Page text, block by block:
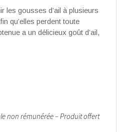
les gousses d’ail à plusieurs
qu’elles perdent toute
a un délicieux goût d’ail,
non rémunérée – Produit offert